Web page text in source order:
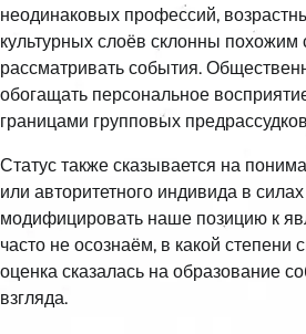
неодинаковых профессий,
культурных слоёв склонны похожим
рассматривать события.
обогащать персональное
границами групповых
Статус также сказывается на
или авторитетного индивида в
модифицировать наше позицию к
часто не осознаём, в какой степени
оценка сказалась на образование
взгляда.